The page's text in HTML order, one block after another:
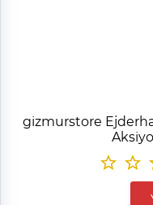
gizmurstore